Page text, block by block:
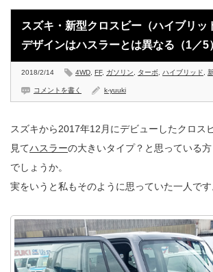
スズキ・新型クロスビー（ハイブリ
デザインはハスラーとは異なる（1／5
2018/2/14 4WD FF, ガソリン ターボ ハイブリッド
コメントを書く k-yuuki
スズキから2017年12月にデビューしたクロス
見てハスラーの大きいタイプ？と思っている
でしょうか。
実をいうと私もそのように思っていた一人です